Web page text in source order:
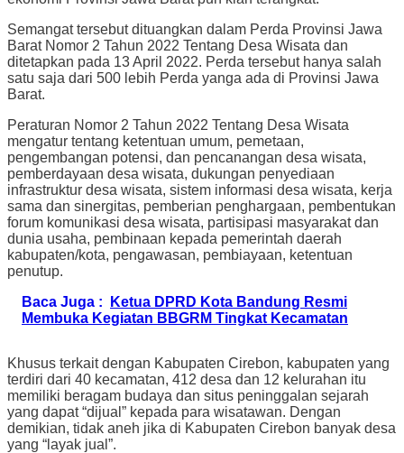
Semangat tersebut dituangkan dalam Perda Provinsi Jawa
Barat Nomor 2 Tahun 2022 Tentang Desa Wisata dan
ditetapkan pada 13 April 2022. Perda tersebut hanya salah
satu saja dari 500 lebih Perda yanga ada di Provinsi Jawa
Barat.
Peraturan Nomor 2 Tahun 2022 Tentang Desa Wisata
mengatur tentang ketentuan umum, pemetaan,
pengembangan potensi, dan pencanangan desa wisata,
pemberdayaan desa wisata, dukungan penyediaan
infrastruktur desa wisata, sistem informasi desa wisata, kerja
sama dan sinergitas, pemberian penghargaan, pembentukan
forum komunikasi desa wisata, partisipasi masyarakat dan
dunia usaha, pembinaan kepada pemerintah daerah
kabupaten/kota, pengawasan, pembiayaan, ketentuan
penutup.
Baca Juga :
Ketua DPRD Kota Bandung Resmi
Membuka Kegiatan BBGRM Tingkat Kecamatan
Khusus terkait dengan Kabupaten Cirebon, kabupaten yang
terdiri dari 40 kecamatan, 412 desa dan 12 kelurahan itu
memiliki beragam budaya dan situs peninggalan sejarah
yang dapat “dijual” kepada para wisatawan. Dengan
demikian, tidak aneh jika di Kabupaten Cirebon banyak desa
yang “layak jual”.